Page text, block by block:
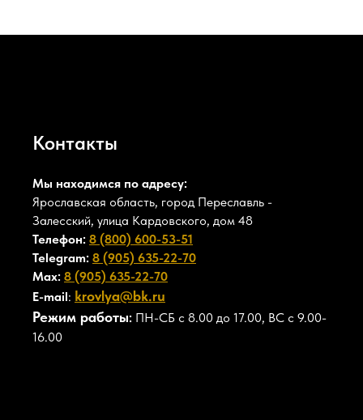
Контакты
Мы находимся по адресу:
Ярославская область, город Переславль -
Залесский, улица Кардовского, дом 48
Телефон: 8 (800) 600-53-51
Telegram: 8 (905) 635-22-70
Max: 8 (905) 635-22-70
E-mail: krovlya@bk.ru
Режим работы: ПН-СБ с 8.00 до 17.00, ВС с 9.00-
16.00